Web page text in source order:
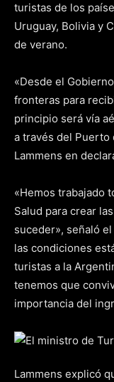
turistas de los
Uruguay, Bolivia y
de verano.
«Desde el
fronteras para
principio será vía
a través del Puerto
Lammens en
«Hemos trabajado
Salud para crear
suceder», señaló
las condiciones
turistas a la
tenemos que
importancia del
Lammens explicó